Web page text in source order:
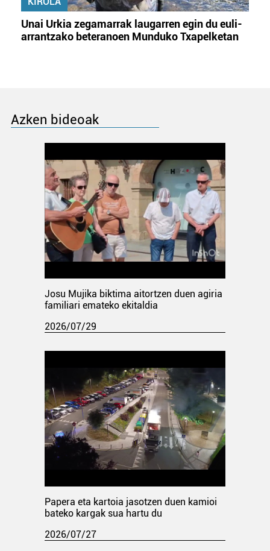
Unai Urkia zegamarrak laugarren egin du euli-
arrantzako beteranoen Munduko Txapelketan
Azken bideoak
Josu Mujika biktima aitortzen duen agiria
familiari emateko ekitaldia
2026/07/29
Papera eta kartoia jasotzen duen kamioi
bateko kargak sua hartu du
2026/07/27